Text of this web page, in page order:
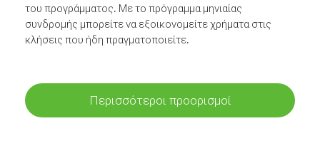
του προγράμματος. Με το πρόγραμμα μηνιαίας
συνδρομής μπορείτε να εξοικονομείτε χρήματα στις
κλήσεις που ήδη πραγματοποιείτε.
Περισσότεροι προορισμοί